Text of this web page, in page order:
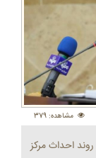
مشاهده: 379
احداث مرکز